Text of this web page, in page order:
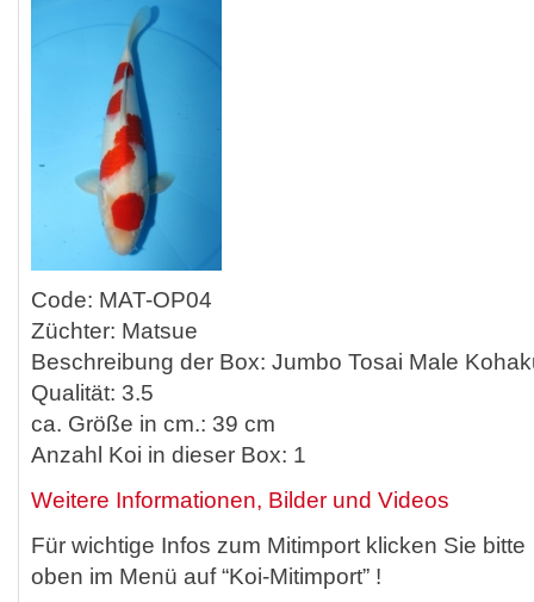
Code: MAT-OP04
Züchter: Matsue
Beschreibung der Box: Jumbo Tosai Male
Qualität: 3.5
ca. Größe in cm.: 39 cm
Anzahl Koi in dieser Box: 1
Weitere Informationen, Bilder und Videos
Für wichtige Infos zum Mitimport klicken Sie bitte
oben im Menü auf “Koi-Mitimport” !